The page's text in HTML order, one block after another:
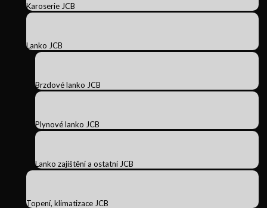
Karoserie JCB
Lanko JCB
Brzdové lanko JCB
Plynové lanko JCB
Lanko zajištění a ostatní JCB
Topení, klimatizace JCB